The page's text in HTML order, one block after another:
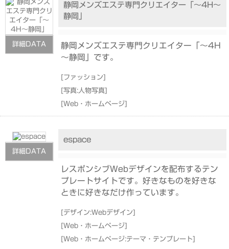
詳細DATA
静岡メンズエステ専門クリエイター「～4H～
静岡」
静岡メンズエステ専門クリエイター「～4H
～静岡」です。
[ファッション]
[写真:人物写真]
[Web・ホームページ]
詳細DATA
espace
レスポンシブWebデザインを配布するテン
プレートサイトです。好きなものを好きな
ときに好きなだけ作っています。
[デザイン:Webデザイン]
[Web・ホームページ]
[Web・ホームページ:テーマ・テンプレート]